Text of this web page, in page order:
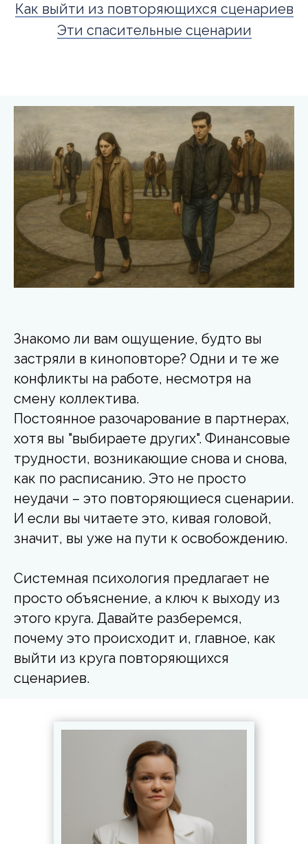
Как выйти из повторяющихся сценариев
Эти спасительные сценарии
Знакомо ли вам ощущение, будто вы
застряли в киноповторе? Одни и те же
конфликты на работе, несмотря на
смену коллектива.
Постоянное разочарование в партнерах,
хотя вы "выбираете других". Финансовые
трудности, возникающие снова и снова,
как по расписанию. Это не просто
неудачи – это повторяющиеся сценарии.
И если вы читаете это, кивая головой,
значит, вы уже на пути к освобождению.
Системная психология предлагает не
просто объяснение, а ключ к выходу из
этого круга. Давайте разберемся,
почему это происходит и, главное, как
выйти из круга повторяющихся
сценариев.